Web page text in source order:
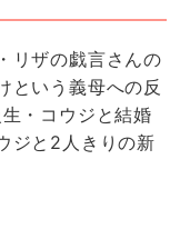
リザの戯言さんの
という義母への反
・コウジと結婚
ジと2人きりの新